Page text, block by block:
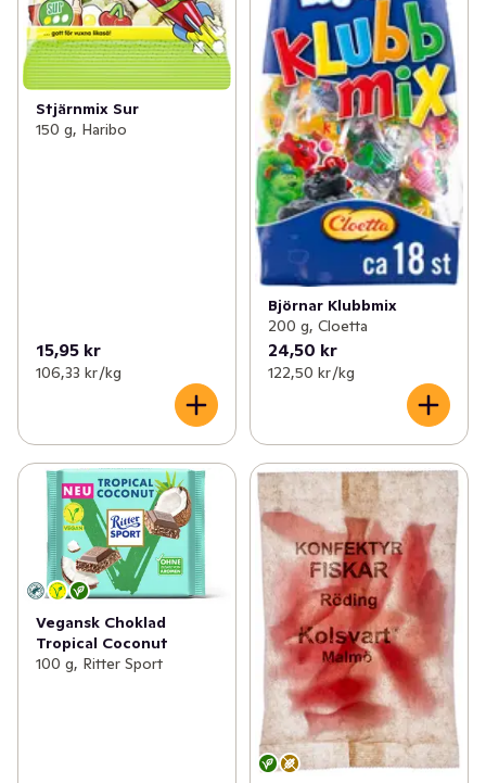
Stjärnmix Sur
150 g, Haribo
15,95 kr
106,33 kr /kg
Björnar Klubbmix
200 g, Cloetta
24,50 kr
122,50 kr /kg
Vegansk Choklad
Tropical Coconut
100 g, Ritter Sport